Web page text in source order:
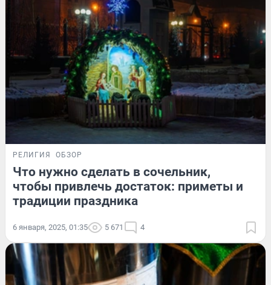
РЕЛИГИЯ ОБЗОР
Что нужно сделать в сочельник,
чтобы привлечь достаток: приметы и
традиции праздника
6 января, 2025, 01:35 5 671 4